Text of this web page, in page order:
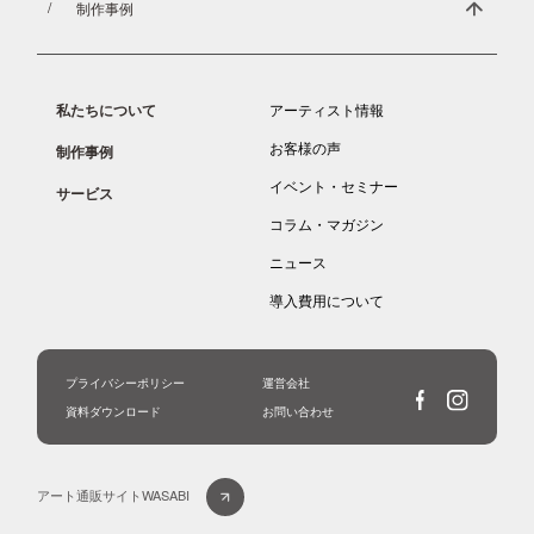
制作事例
私たちについて
制作事例
サービス
アーティスト情報
お客様の声
イベント・セミナー
コラム・マガジン
ニュース
導入費用について
プライバシーポリシー
運営会社
資料ダウンロード
お問い合わせ
アート通販サイトWASABI